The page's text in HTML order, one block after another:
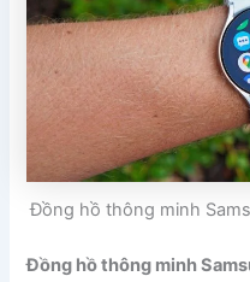
Đồng hồ thông minh
Đồng hồ thông minh